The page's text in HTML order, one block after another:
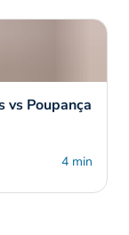
vs Poupança
4 min